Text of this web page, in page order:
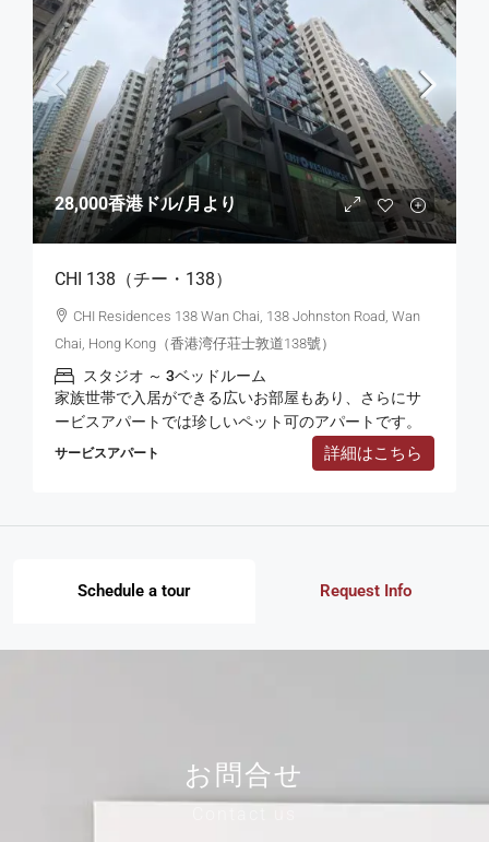
28,000香港ドル/月より
CHI 138（チー・138）
CHI Residences 138 Wan Chai, 138 Johnston Road, Wan
Chai, Hong Kong（香港湾仔荘士敦道138號）
スタジオ ～ 3ベッドルーム
家族世帯で入居ができる広いお部屋もあり、さらにサ
ービスアパートでは珍しいペット可のアパートです。
サービスアパート 詳細はこちら
Schedule a tour Request Info
お問合せ